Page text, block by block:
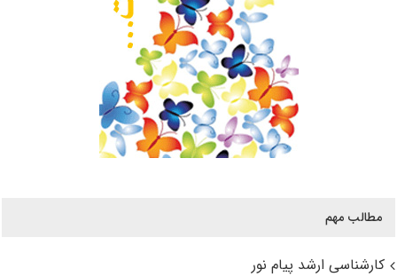
مطالب مهم
کارشناسی ارشد پیام نور